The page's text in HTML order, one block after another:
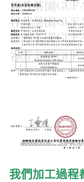
我們加工過程